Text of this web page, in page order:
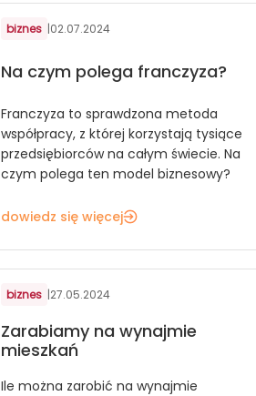
biznes |02.07.2024
Na czym polega franczyza?
Franczyza to sprawdzona metoda
współpracy, z której korzystają tysiące
przedsiębiorców na całym świecie. Na
czym polega ten model biznesowy?
dowiedz się więcej
biznes |27.05.2024
Zarabiamy na wynajmie
mieszkań
Ile można zarobić na wynajmie